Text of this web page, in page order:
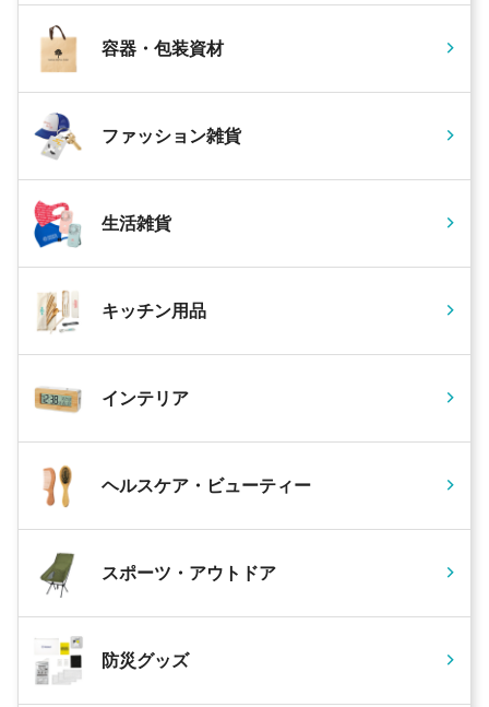
容器・包装資材
ファッション雑貨
生活雑貨
キッチン用品
インテリア
ヘルスケア・ビューティー
スポーツ・アウトドア
防災グッズ